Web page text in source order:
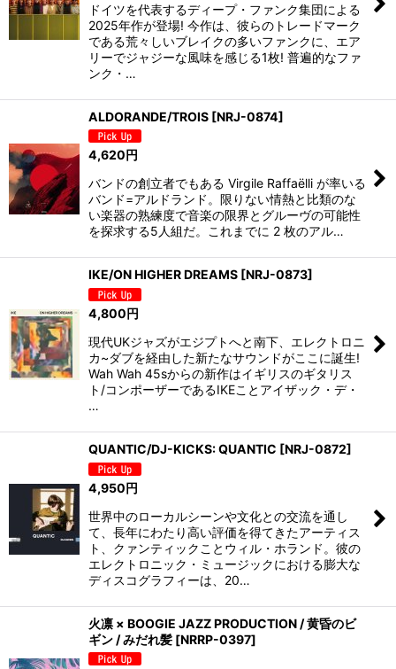
ドイツを代表するディープ・ファンク集団による
2025年作が登場! 今作は、彼らのトレードマーク
である荒々しいブレイクの多いファンクに、エア
リーでジャジーな風味を感じる1枚! 普遍的なファ
ンク・…
ALDORANDE/TROIS [NRJ-0874]
4,620円
バンドの創立者でもある Virgile Raffaëlli が率いる
バンド=アルドランド。限りない情熱と比類のな
い楽器の熟練度で音楽の限界とグルーヴの可能性
を探求する5人組だ。これまでに 2 枚のアル…
IKE/ON HIGHER DREAMS [NRJ-0873]
4,800円
現代UKジャズがエジプトへと南下、エレクトロニ
カ~ダブを経由した新たなサウンドがここに誕生!
Wah Wah 45sからの新作はイギリスのギタリス
ト/コンポーザーであるIKEことアイザック・デ・
…
QUANTIC/DJ-KICKS: QUANTIC [NRJ-0872]
4,950円
世界中のローカルシーンや文化との交流を通し
て、長年にわたり高い評価を得てきたアーティス
ト、クァンティックことウィル・ホランド。彼の
エレクトロニック・ミュージックにおける膨大な
ディスコグラフィーは、20…
火凛 × BOOGIE JAZZ PRODUCTION / 黄昏のビ
ギン / みだれ髪 [NRRP-0397]